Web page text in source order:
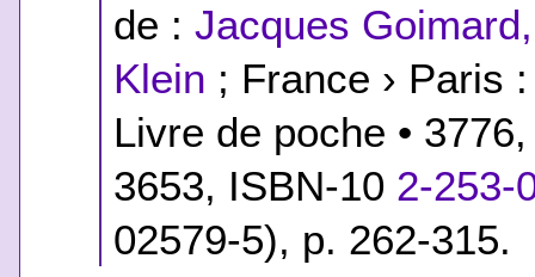
de :Jacques
Klein ; France › Paris
Livre de poche •
3653, ISBN-10 2-253-
02579-5), p. 262-315.